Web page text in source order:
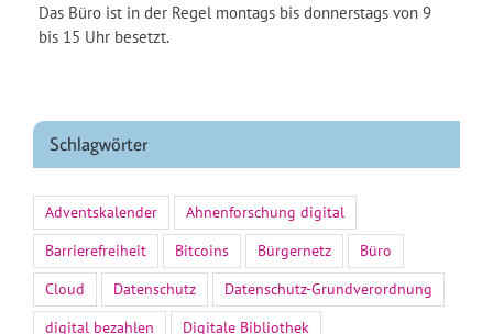
Das Büro ist in der Regel montags bis donnerstags von 9
bis 15 Uhr besetzt.
Schlagwörter
Adventskalender
Ahnenforschung digital
Barrierefreiheit
Bitcoins Bürgernetz
Büro
Cloud
Datenschutz
Datenschutz-Grundverordnung
digital bezahlen
Digitale Bibliothek